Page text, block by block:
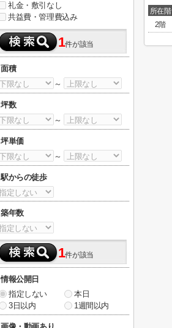
所在階
2階
礼金・敷引なし
共益費・管理費込み
1件が該当
面積
～
坪数
～
坪単価
～
駅からの徒歩
築年数
1件が該当
情報公開日
指定しない
本日
3日以内
1週間以内